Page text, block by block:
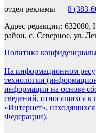
отдел рекламы — 8 (383-
Адрес редакции: 632080,
район, с. Северное, ул.
Политика
На информационном
технологии
информации на основе
сведений, относящихся к
«Интернет»,
Федерации).